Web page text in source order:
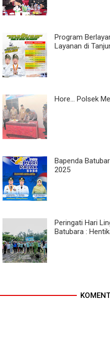
Program
Layanan di
Hore... Polsek
Bapenda
2025
Peringati Hari
Batubara :